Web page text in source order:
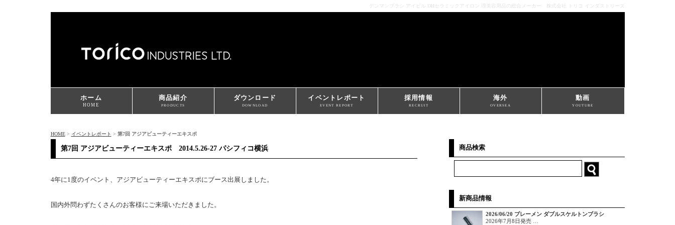
デンマンブラシ アイビル DHセラミックアイロン 理美容用品の総合メーカー 株式会社 トリコ インダストリーズ
ホーム
HOME
商品紹介
PRODUCTS
ダウンロード
DOWNLOAD
イベントレポート
EVENT REPORT
採用情報
RECRUIT
海外
OVERSEA
動画
YOUTUBE
HOME> イベントレポート > 第7回 アジアビューティーエキスポ
第7回 アジアビューティーエキスポ 2014.5.26-27 パシフィコ横浜
4年に1度のイベント、アジアビューティーエキスポにブース出展しました。
国内外問わずたくさんのお客様にご来場いただきました。
商品検索
新商品情報
2026/06/20 ブレーメン ダブルスケルトンブラシ
2026年7月8日発売 …